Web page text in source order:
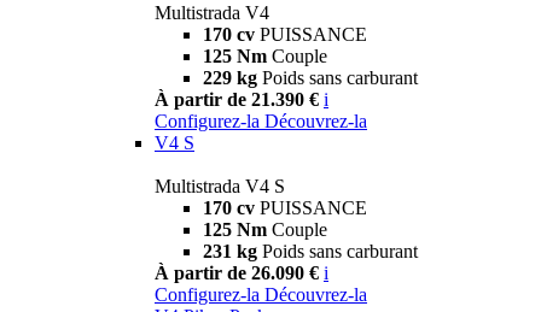
Multistrada V4
170 cv PUISSANCE
125 Nm Couple
229 kg Poids sans carburant
À partir de 21.390 € i
Configurez-la Découvrez-la
V4 S
Multistrada V4 S
170 cv PUISSANCE
125 Nm Couple
231 kg Poids sans carburant
À partir de 26.090 € i
Configurez-la Découvrez-la